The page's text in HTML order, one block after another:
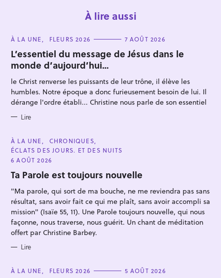
À lire aussi
C
T
E
G
O
R
I
E
S
À LA UNE FLEURS 2026 7 AOÛT 2026
L’essentiel du message de Jésus dans le
monde d’aujourd’hui…
le Christ renverse les puissants de leur trône, il élève les
humbles. Notre époque a donc furieusement besoin de lui. Il
dérange l'ordre établi... Christine nous parle de son essentiel
Lire
C
A
T
E
O
R
E
À LA UNE
CHRONIQUES
ÉCLATS DES JOURS. ET DES NUITS
6 AOÛT 2026
Ta Parole est toujours nouvelle
"Ma parole, qui sort de ma bouche, ne me reviendra pas sans
résultat, sans avoir fait ce qui me plaît, sans avoir accompli sa
mission" (Isaïe 55, 11). Une Parole toujours nouvelle, qui nous
façonne, nous traverse, nous guérit. Un chant de méditation
offert par Christine Barbey.
Lire
C
À LA UNE FLEURS 2026 5 AOÛT 2026